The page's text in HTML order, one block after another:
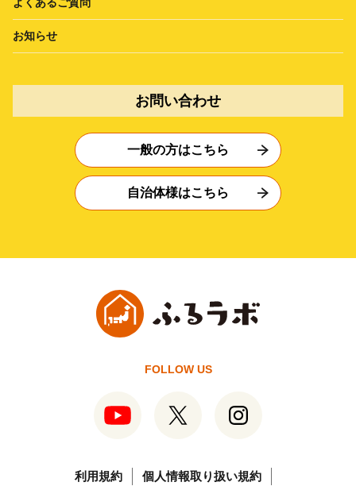
お知らせ
お問い合わせ
一般の方はこちら
自治体様はこちら
FOLLOW US
利用規約 個人情報取り扱い規約